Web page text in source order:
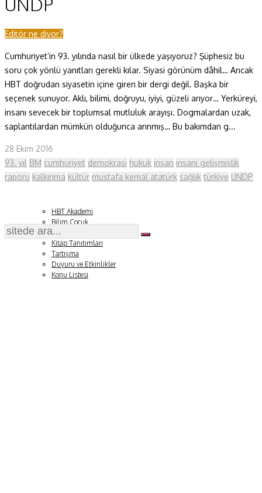
Yazarlar
Makaleler
Dergi Sayıları
Yaşam Bilimleri
Sağlık
Fizik ve Uzay
Gezegenimiz
Teknoyaşam
HBT Akademi
Bilim Çocuk
Soru ve Yanıt
Kitap Tanıtımları
Tartışma
Duyuru ve Etkinlikler
Konu Listesi
Editör ne diyor?
Cumhuriyet’in 93. yılında nasıl bir ülkede yaşıyoruz? Şüphesiz bu
soru çok yönlü yanıtları gerekli kılar. Siyasi görünüm dâhil… Ancak
HBT doğrudan siyasetin içine giren bir dergi değil. Başka bir
seçenek sunuyor. Aklı, bilimi, doğruyu, iyiyi, güzeli arıyor… Yerküreyi,
insanı sevecek bir toplumsal mutluluk arayışı. Dogmalardan uzak,
saplantılardan mümkün olduğunca arınmış… Bu bakımdan g...
28 Ekim 2016
93. yıl BM cumhuriyet demokrasi hukuk insan insani gelişmişlik
raporu kalkınma kültür mustafa kemal atatürk sağlık türkiye UNDP